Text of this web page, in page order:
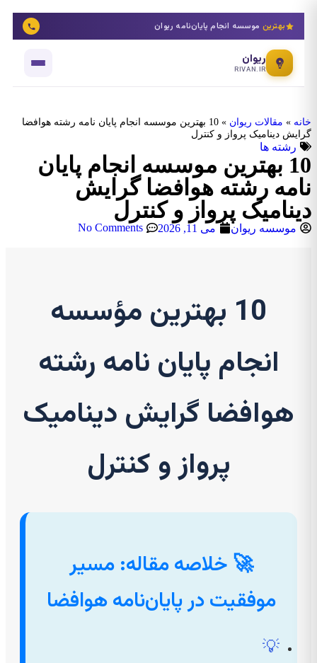
بهترین موسسه انجام پایان‌نامه ریوان
ریوان
RIVAN.IR
خانه » مقالات ریوان »
10 بهترین موسسه انجام پایان نامه رشته هوافضا
گرایش دینامیک پرواز و کنترل
رشته ها
10 بهترین موسسه انجام پایان
نامه رشته هوافضا گرایش
دینامیک پرواز و کنترل
موسسه ریوان می 11, 2026 No Comments
10 بهترین مؤسسه
انجام پایان نامه رشته
هوافضا گرایش دینامیک
پرواز و کنترل
🚀 خلاصه مقاله: مسیر
موفقیت در پایان‌نامه هوافضا
💡